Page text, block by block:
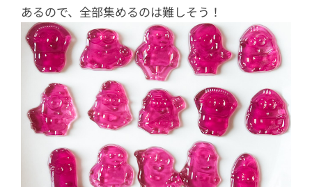
あるので、全部集めるのは難しそう！